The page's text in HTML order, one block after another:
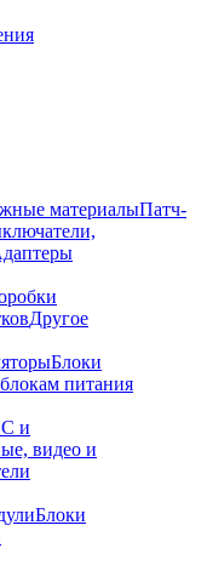
материалыПатч-
Другое
Блоки
питания
и
видео и
Блоки